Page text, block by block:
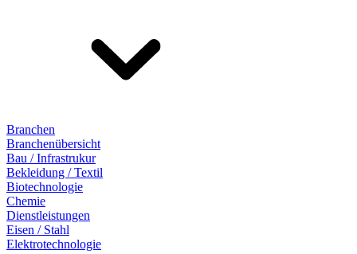
Branchen
Branchenübersicht
Bau / Infrastrukur
Bekleidung / Textil
Biotechnologie
Chemie
Dienstleistungen
Eisen / Stahl
Elektrotechnologie